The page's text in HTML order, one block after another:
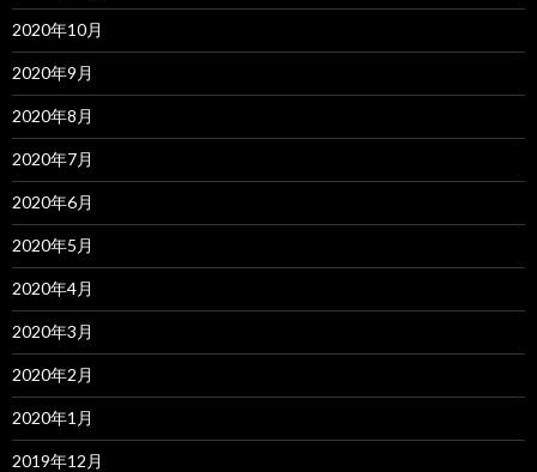
2020年10月
2020年9月
2020年8月
2020年7月
2020年6月
2020年5月
2020年4月
2020年3月
2020年2月
2020年1月
2019年12月